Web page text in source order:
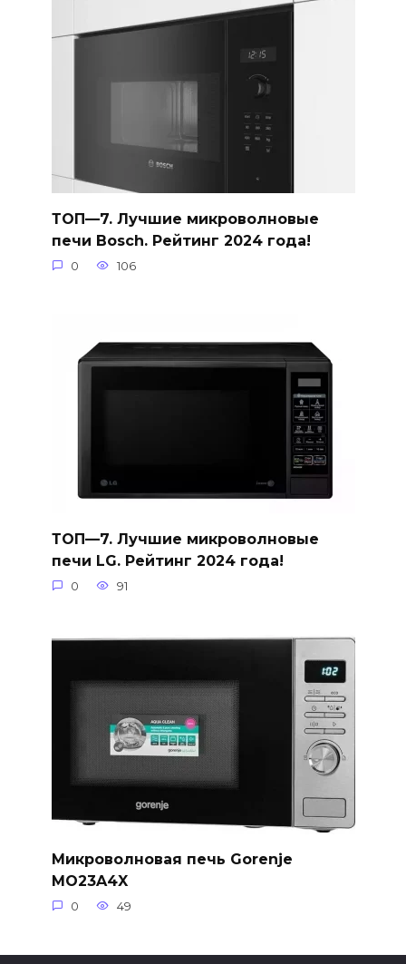
ТОП—7. Лучшие микроволновые
печи Bosch. Рейтинг 2024 года!
0 106
ТОП—7. Лучшие микроволновые
печи LG. Рейтинг 2024 года!
0 91
Микроволновая печь Gorenje
MO23A4X
0 49